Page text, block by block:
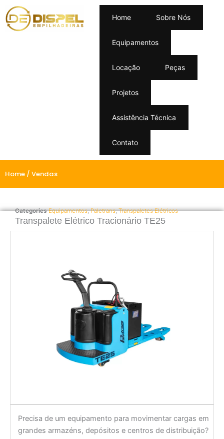
Home Sobre Nós
Equipamentos
Locação Peças
Projetos
Assistência Técnica
Contato
Home / Vendas
Transpalete Elétrico Tracionário TE25
Categories Equipamentos,Paletrans,Transpaletes Elétricos
Precisa de um equipamento para movimentar cargas em
grandes armazéns, depósitos e centros de distribuição?